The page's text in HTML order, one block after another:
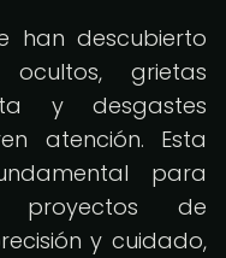
han descubierto
ocultos, grietas
y desgastes
atención. Esta
para
proyectos de
y cuidado,